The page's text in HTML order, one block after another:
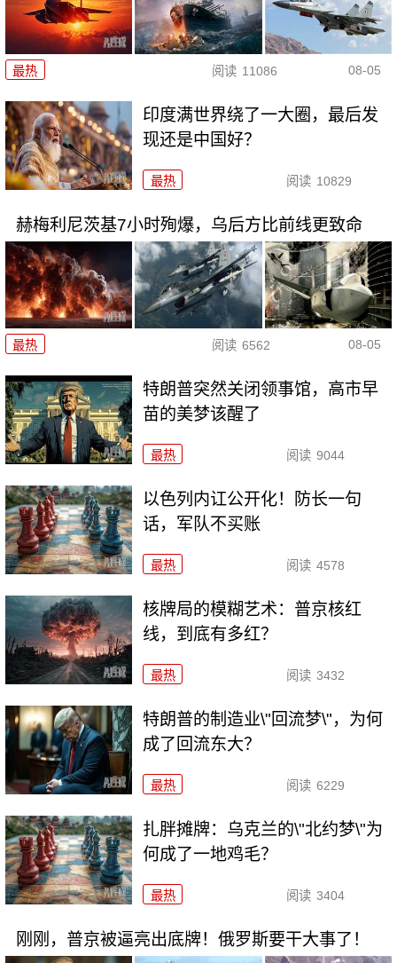
最热 阅读 11086 08-05
印度满世界绕了一大圈，最后发
现还是中国好？
最热 阅读 10829
赫梅利尼茨基7小时殉爆，乌后方比前线更致命
最热 阅读 6562 08-05
特朗普突然关闭领事馆，高市早
苗的美梦该醒了
最热 阅读 9044
以色列内讧公开化！防长一句
话，军队不买账
最热 阅读 4578
核牌局的模糊艺术：普京核红
线，到底有多红？
最热 阅读 3432
特朗普的制造业\"回流梦\"，为何
成了回流东大？
最热 阅读 6229
扎胖摊牌：乌克兰的\"北约梦\"为
何成了一地鸡毛？
最热 阅读 3404
刚刚，普京被逼亮出底牌！俄罗斯要干大事了！